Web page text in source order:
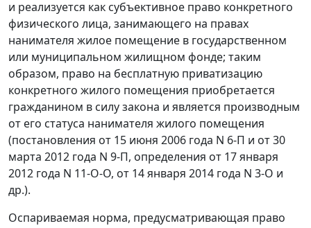
и реализуется как субъективное право конкретного
физического лица, занимающего на правах
нанимателя жилое помещение в государственном
или муниципальном жилищном фонде; таким
образом, право на бесплатную приватизацию
конкретного жилого помещения приобретается
гражданином в силу закона и является производным
от его статуса нанимателя жилого помещения
(постановления от 15 июня 2006 года N 6-П и от 30
марта 2012 года N 9-П, определения от 17 января
2012 года N 11-О-О, от 14 января 2014 года N 3-О и
др.).
Оспариваемая норма, предусматривающая право